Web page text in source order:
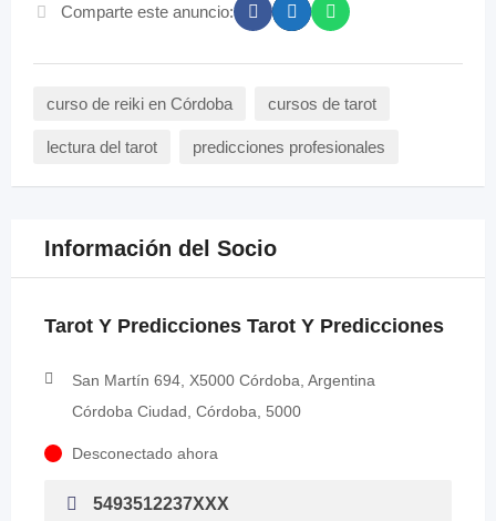
Comparte este anuncio:
curso de reiki en Córdoba cursos de tarot
lectura del tarot predicciones profesionales
Información del Socio
Tarot Y Predicciones Tarot Y Predicciones
San Martín 694, X5000 Córdoba, Argentina
Córdoba Ciudad, Córdoba, 5000
Desconectado ahora
5493512237XXX